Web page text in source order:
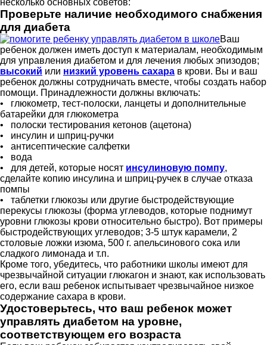
несколько основных советов:
Проверьте наличие необходимого снабжения
для диабета
Ваш
ребенок должен иметь доступ к материалам, необходимым
для управления диабетом и для лечения любых эпизодов;
высокий или низкий уровень сахара в крови. Вы и ваш
ребенок должны сотрудничать вместе, чтобы создать набор
помощи. Принадлежности должны включать:
• глюкометр, тест-полоски, ланцеты и дополнительные
батарейки для глюкометра
• полоски тестирования кетонов (ацетона)
• инсулин и шприц-ручки
• антисептические салфетки
• вода
• для детей, которые носят инсулиновую помпу,
сделайте копию инсулина и шприц-ручек в случае отказа
помпы
• таблетки глюкозы или другие быстродействующие
перекусы глюкозы (форма углеводов, которые поднимут
уровни глюкозы крови относительно быстро). Вот примеры
быстродействующих углеводов; 3-5 штук карамели, 2
столовые ложки изюма, 500 г. апельсинового сока или
сладкого лимонада и т.п.
Кроме того, убедитесь, что работники школы имеют для
чрезвычайной ситуации глюкагон и знают, как использовать
его, если ваш ребенок испытывает чрезвычайное низкое
содержание сахара в крови.
Удостоверьтесь, что ваш ребенок может
управлять диабетом на уровне,
соответствующем его возраста